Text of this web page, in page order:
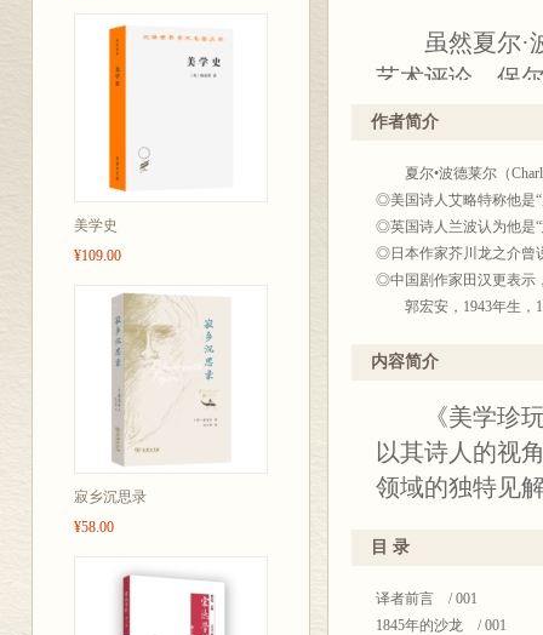
美学史
¥109.00
寂乡沉思录
¥58.00
虽然夏尔·
艺术评论。保
义、注意力和
了波德莱尔“
著作”（郭宏安
参照。
★经典文学作
◎《恶之花》
◎《巴黎的忧
善的创作尝试
◎《人造天堂
艺术评论，是
作者简介
夏尔•波德莱尔（
◎美国诗人艾略特称他是
◎英国诗人兰波认为他是“
◎日本作家芥川龙之介曾
◎中国剧作家田汉更表示
郭宏安，1943年生，
批评理论，在理论研究的
2012年“傅雷”翻译出版
十位缪斯》、《阳光与阴
内容简介
《美学珍玩
以其诗人的视
领域的独特见
目 录
译者前言 / 001
1845年的沙龙 / 001